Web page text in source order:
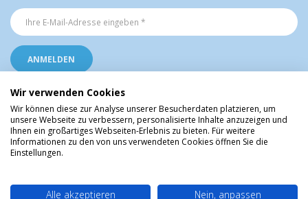
Religiöse Artikel aus Lourdes © Christliche Geschenke und Devotionalien aus
dem Heiligtum von Lourdes, Frankreich
Wir verwenden Cookies
Wir können diese zur Analyse unserer Besucherdaten platzieren, um
unsere Webseite zu verbessern, personalisierte Inhalte anzuzeigen und
Ihnen ein großartiges Webseiten-Erlebnis zu bieten. Für weitere
Informationen zu den von uns verwendeten Cookies öffnen Sie die
Einstellungen.
Alle akzeptieren Nein, anpassen